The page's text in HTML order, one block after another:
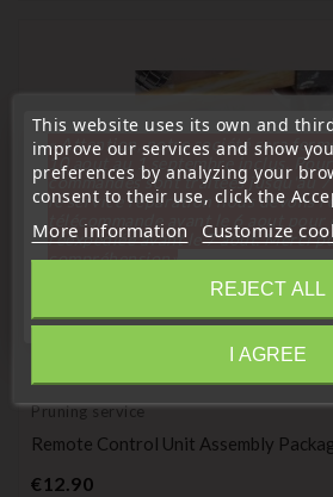
5 ) on8 rating(s)
Pruning service
Remote Control Unit Assembly
€12.90Price
This website uses its own and
improve our services and show
preferences by analyzing your
consent to their use, click the
More information Customize
REJECT ALL
I AGREE
« Attention, notre société sera
10 aout au 1 septembre inclus.
commandes sont traitées jusqu'au
le service réparation nous devons
télécommande avant le 6 aout pour
réexpédiée avant le 7 aout. Merci
compréhension»
Close
Information